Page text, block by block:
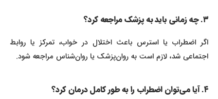
اگر اضطراب یا استرس باعث اختلال در خواب، تمرکز یا روابط
اجتماعی شد، لازم است به روان‌پزشک یا روان‌شناس مراجعه شود.